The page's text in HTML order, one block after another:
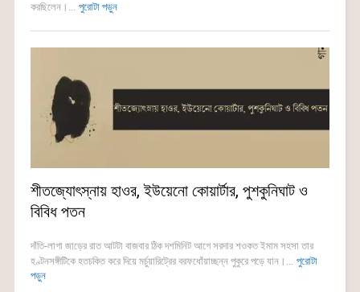
করছিলেন।... পুরোটা পড়ুন
শীতজ্যোৎস্নায় হাওর, ইউয়েনো কোয়ার্টার, পুশকুনিঘাট ও
বিবিধ পতন
দাঁতি-লাগা জাড়ের রাত আটটা বাজবার ঠিক দশমিনিট আগে সরদার শওকত ইমাম সহসা তার
হণ্টনসঙ্গীটিকে হতচকিত করে দিয়ে মর্চুয়ারিট্রের বরফধোঁয়াচ্ছন্ন পুকুরে পড়ে যান।... পুরোটা
পড়ুন